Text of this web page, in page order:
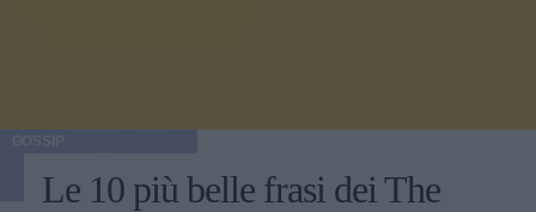
Le 10 più belle frasi dei The